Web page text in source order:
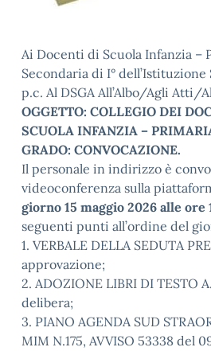
Ai Docenti di Scuola Infanzia –
Secondaria di I° dell’Istituzione
p.c. Al DSGA All’Albo/Agli Atti/
OGGETTO: COLLEGIO DEI
SCUOLA INFANZIA –
GRADO: CONVOCAZIONE.
Il personale in indirizzo è
videoconferenza sulla
giorno 15 maggio 2026 alle ore
seguenti punti all’ordine del
1. VERBALE DELLA SEDUTA
approvazione;
2. ADOZIONE LIBRI DI TESTO
delibera;
3. PIANO AGENDA SUD
MIM N.175, AVVISO 53338 del